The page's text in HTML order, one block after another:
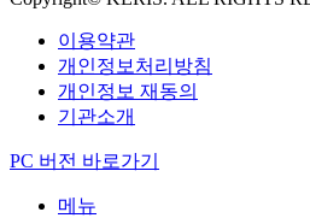
이용약관
개인정보처리방침
개인정보 재동의
기관소개
PC 버전 바로가기
메뉴